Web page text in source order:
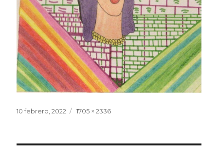
Publicado
10 febrero, 2022
Tamaño
1705 × 2336